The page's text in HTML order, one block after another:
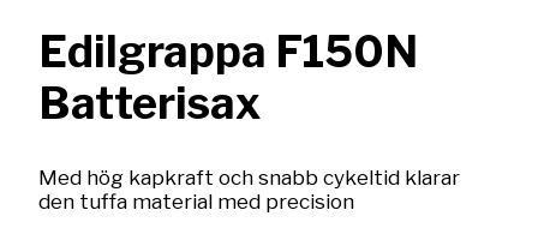
Edilgrappa F150N
Batterisax
Med hög kapkraft och snabb cykeltid klarar
den tuffa material med precision